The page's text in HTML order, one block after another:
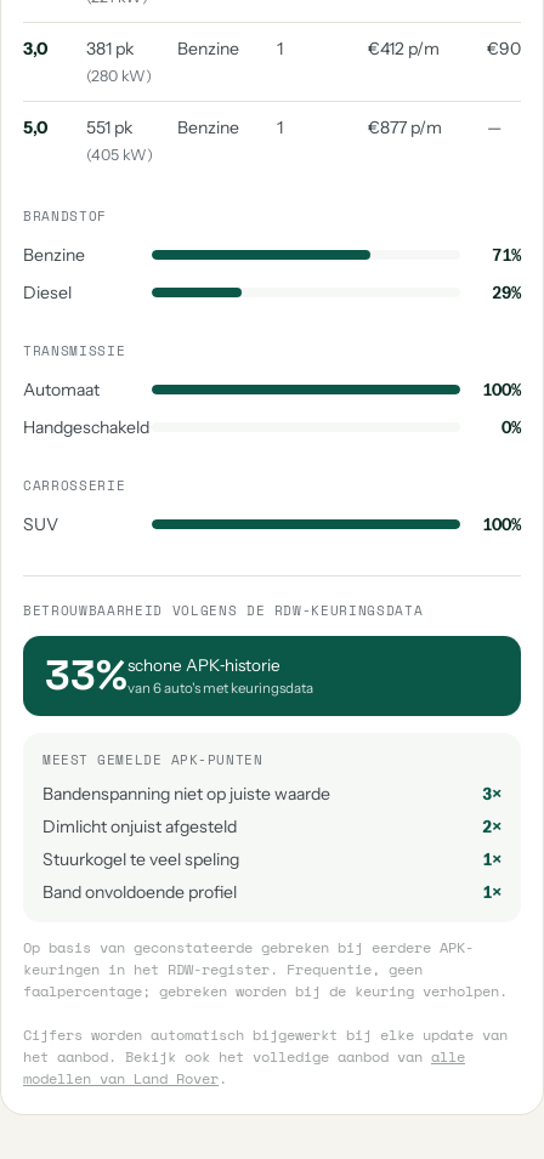
3,0 381 pk
(280 kW)
Benzine 1 €412 p/m €909
5,0 551 pk
(405 kW)
Benzine 1 €877 p/m —
BRANDSTOF
Benzine
71%
Diesel
29%
TRANSMISSIE
Automaat
100%
Handgeschakeld
0%
CARROSSERIE
SUV 100%
BETROUWBAARHEID VOLGENS DE RDW-KEURINGSDATA
33%schone APK‑historie
van 6 auto's met keuringsdata
MEEST GEMELDE APK-PUNTEN
Bandenspanning niet op juiste waarde
3×
Dimlicht onjuist afgesteld
2×
Stuurkogel te veel speling
1×
Band onvoldoende profiel
1×
Op basis van geconstateerde gebreken bij eerdere APK-
keuringen in het RDW-register. Frequentie, geen
faalpercentage; gebreken worden bij de keuring verholpen.
Cijfers worden automatisch bijgewerkt bij elke update van
het aanbod. Bekijk ook het volledige aanbod van alle
modellen van Land Rover.